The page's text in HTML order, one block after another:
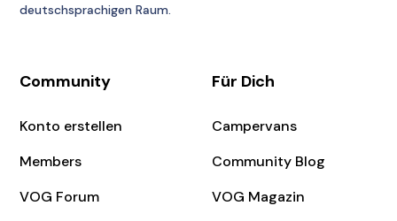
deutschsprachigen Raum.
Community
Konto erstellen
Members
VOG Forum
Für Dich
Campervans
Community Blog
VOG Magazin